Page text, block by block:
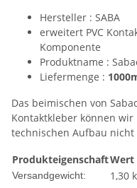
Hersteller : SABA
erweitert PVC
Komponente
Produktname :
Liefermenge :
Das beimischen von
Kontaktkleber können
technischen Aufbau nicht
ProdukteigenschaftWert
Versandgewicht: 1,30